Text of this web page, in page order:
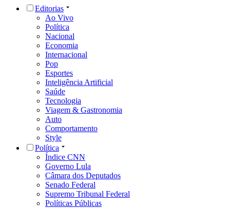
Editorias
Ao Vivo
Política
Nacional
Economia
Internacional
Pop
Esportes
Inteligência Artificial
Saúde
Tecnologia
Viagem & Gastronomia
Auto
Comportamento
Style
Política
Índice CNN
Governo Lula
Câmara dos Deputados
Senado Federal
Supremo Tribunal Federal
Políticas Públicas